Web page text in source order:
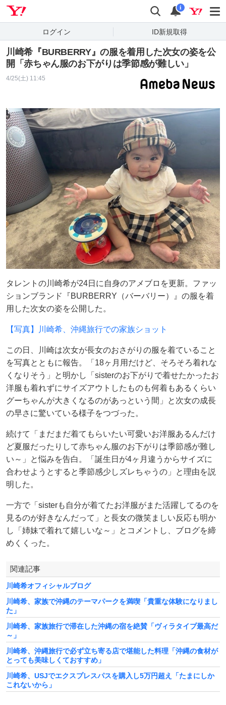
検索 通知
i
ログイン ID新規取得
川崎希『BURBERRY』の服を着用した次女の姿を公
開「赤ちゃん服のお下がりは季節感が難しい」
4/25(土) 11:45
タレントの川崎希が24日に自身のアメブロを更新。ファッ
ションブランド『BURBERRY（バーバリー）』の服を着
用した次女の姿を公開した。
【写真】川崎希、沖縄旅行での家族ショット
この日、川崎は次女が長女のおさがりの服を着ていること
を写真とともに報告。「18ヶ月用だけど、そろそろ着れな
くなりそう」と明かし「sisterのお下がりで着せたかったお
洋服も着れずにサイズアウトしたものも何着もあるくらい
グーちゃんが大きくなるのがあっという間」と次女の成長
の早さに驚いている様子をつづった。
続けて「まだまだ着てもらいたい可愛いお洋服あるんだけ
ど夏服だったりして赤ちゃん服のお下がりは季節感が難し
い～」と悩みを告白。「誕生日が4ヶ月違うからサイズに
合わせようとすると季節感少しズレちゃうの」と理由を説
明した。
一方で「sisterも自分が着てたお洋服がまた活躍してるのを
見るのが好きなんだって」と長女の微笑ましい反応も明か
し「姉妹で着れて嬉しいな～」とコメントし、ブログを締
めくくった。
関連記事
川崎希オフィシャルブログ
川崎希、家族で沖縄のテーマパークを満喫「貴重な体験になりまし
た」
川崎希、家族旅行で滞在した沖縄の宿を絶賛「ヴィラタイプ最高だ
～」
川崎希、沖縄旅行で必ず立ち寄る店で堪能した料理「沖縄の食材が
とっても美味しくておすすめ」
川崎希、USJでエクスプレスパスを購入し5万円超え「たまにしか
これないから」